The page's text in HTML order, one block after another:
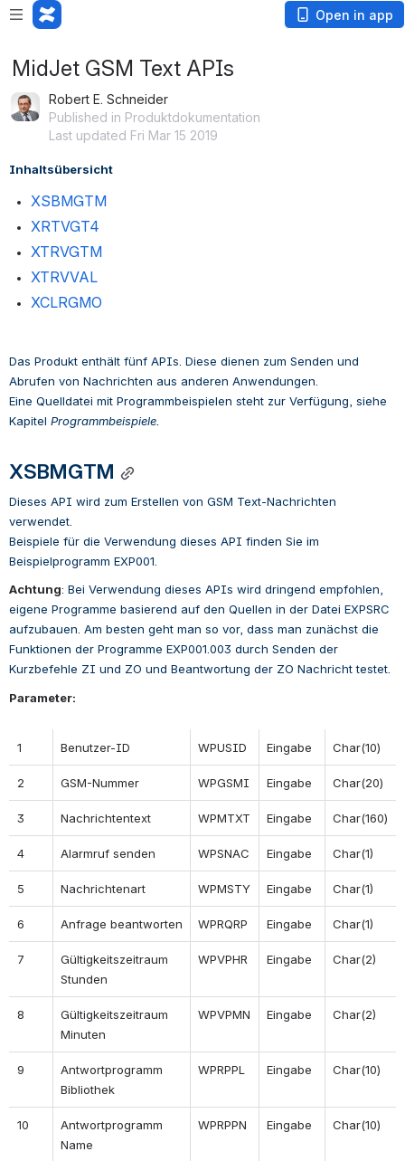
Open in app
MidJet GSM Text APIs
Robert E. Schneider
Published in Produktdokumentation
Last updated Fri Mar 15 2019
Inhaltsübersicht
XSBMGTM
XRTVGT4
XTRVGTM
XTRVVAL
XCLRGMO
Das Produkt enthält fünf APIs. Diese dienen zum Senden und
Abrufen von Nachrichten aus anderen Anwendungen.
Eine Quelldatei mit Programmbeispielen steht zur Verfügung, siehe
Kapitel Programmbeispiele.
XSBMGTM
Dieses API wird zum Erstellen von GSM Text-Nachrichten
verwendet.
Beispiele für die Verwendung dieses API finden Sie im
Beispielprogramm EXP001.
Achtung: Bei Verwendung dieses APIs wird dringend empfohlen,
eigene Programme basierend auf den Quellen in der Datei EXPSRC
aufzubauen. Am besten geht man so vor, dass man zunächst die
Funktionen der Programme EXP001.003 durch Senden der
Kurzbefehle ZI und ZO und Beantwortung der ZO Nachricht testet.
Parameter:
1 Benutzer-ID WPUSID Eingabe Char(10)
2 GSM-Nummer WPGSMI Eingabe Char(20)
3 Nachrichtentext WPMTXT Eingabe Char(160)
4 Alarmruf senden WPSNAC Eingabe Char(1)
5 Nachrichtenart WPMSTY Eingabe Char(1)
6 Anfrage beantworten WPRQRP Eingabe Char(1)
7
Gültigkeitszeitraum
Stunden
WPVPHR Eingabe Char(2)
8
Gültigkeitszeitraum
Minuten
WPVPMN Eingabe Char(2)
9
Antwortprogramm
Bibliothek
WPRPPL Eingabe Char(10)
10
Antwortprogramm
Name
WPRPPN Eingabe Char(10)